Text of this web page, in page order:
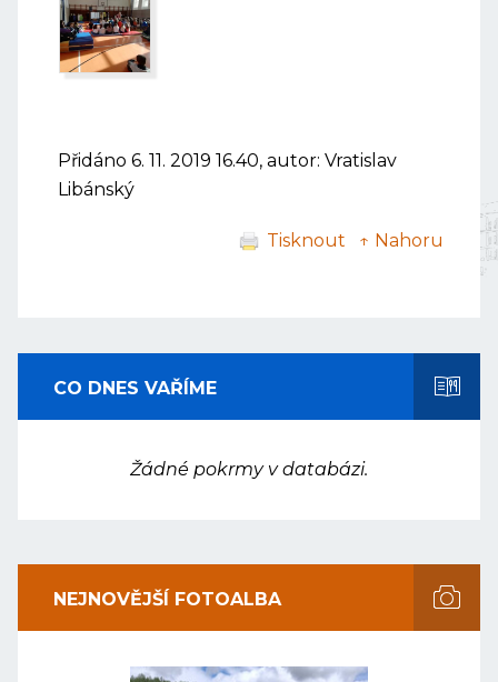
Přidáno 6. 11. 2019 16.40, autor: Vratislav
Libánský
Tisknout ↑ Nahoru
CO DNES VAŘÍME
Žádné pokrmy v databázi.
NEJNOVĚJŠÍ FOTOALBA